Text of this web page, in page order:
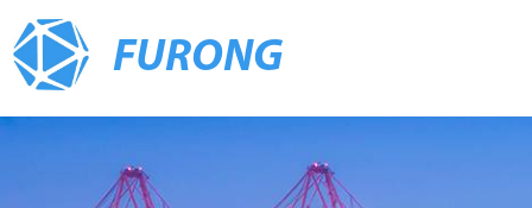
FURONG